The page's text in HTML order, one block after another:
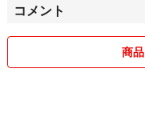
コメント
商